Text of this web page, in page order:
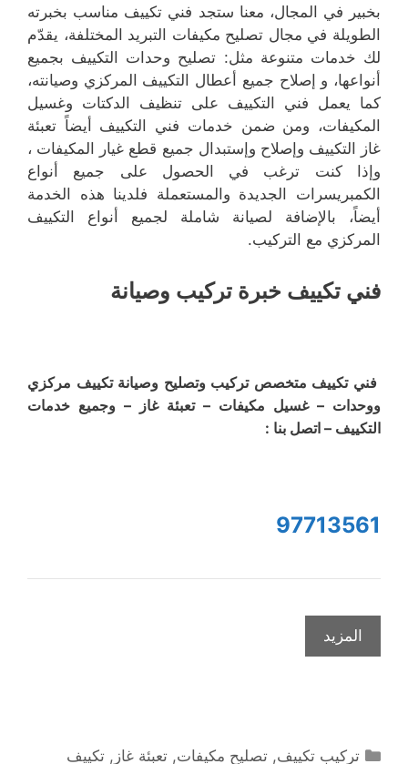
بخبير في المجال، معنا ستجد فني تكييف مناسب بخبرته
الطويلة في مجال تصليح مكيفات التبريد المختلفة، يقدّم
لك خدمات متنوعة مثل: تصليح وحدات التكييف بجميع
أنواعها، و إصلاح جميع أعطال التكييف المركزي وصيانته،
كما يعمل فني التكييف على تنظيف الدكتات وغسيل
المكيفات، ومن ضمن خدمات فني التكييف أيضاً تعبئة
غاز التكييف وإصلاح وإستبدال جميع قطع غيار المكيفات ،
وإذا كنت ترغب في الحصول على جميع أنواع
الكمبريسرات الجديدة والمستعملة فلدينا هذه الخدمة
أيضاً، بالإضافة لصيانة شاملة لجميع أنواع التكييف
المركزي مع التركيب.
فني تكييف خبرة تركيب وصيانة
فني تكييف متخصص تركيب وتصليح وصيانة تكييف مركزي
ووحدات – غسيل مكيفات – تعبئة غاز – وجميع خدمات
التكييف – اتصل بنا :
97713561
المزيد
التصنيفات
تركيب تكييف,تصليح مكيفات,تعبئة غاز ,تكييف